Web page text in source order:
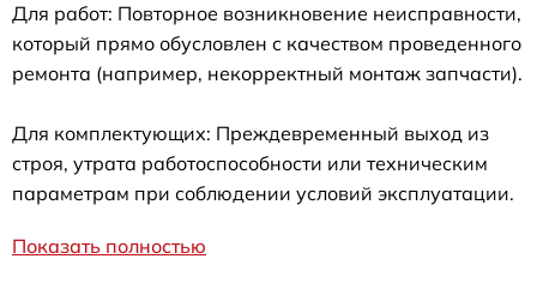
Для работ: Повторное возникновение неисправности,
который прямо обусловлен с качеством проведенного
ремонта (например, некорректный монтаж запчасти).
Для комплектующих: Преждевременный выход из
строя, утрата работоспособности или техническим
параметрам при соблюдении условий эксплуатации.
Показать полностью